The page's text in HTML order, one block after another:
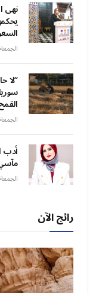
نهى
الجمعة 07 أغسطس 1:49 ص
“لا
الجمعة 07 أغسطس 1:22 ص
أدب
الجمعة 07 أغسطس 1:19 ص
رائج الآن